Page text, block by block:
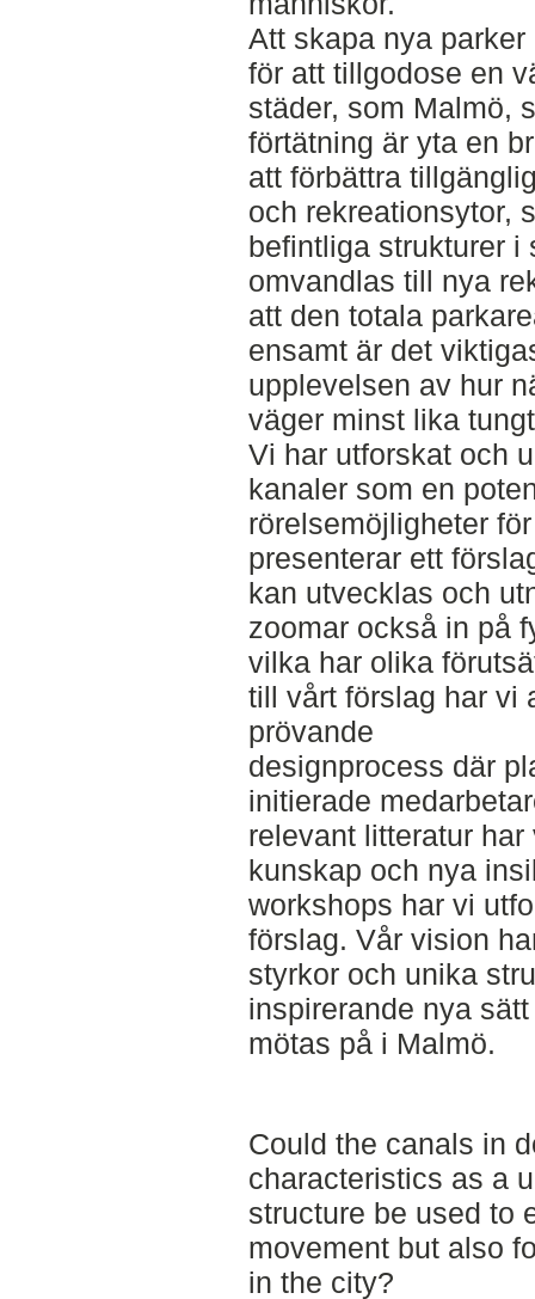
Att skapa nya
för att tillgodose en
städer, som Malmö,
förtätning är yta en
att förbättra
och rekreationsytor,
befintliga strukturer i
omvandlas till nya
att den totala
ensamt är det
upplevelsen av hur
väger minst lika
Vi har utforskat och
kanaler som en
rörelsemöjligheter
presenterar ett
kan utvecklas och
zoomar också in på
vilka har olika
till vårt förslag har vi
prövande
designprocess där
initierade
relevant litteratur
kunskap och nya
workshops har vi
förslag. Vår vision
styrkor och unika
inspirerande nya
mötas på i Malmö.
Could the canals in
characteristics as a
structure be used to
movement but also
in the city?